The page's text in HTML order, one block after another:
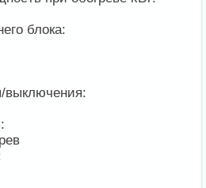
блока:
выключения: